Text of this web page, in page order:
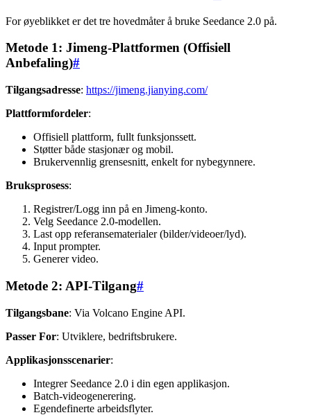
For øyeblikket er det tre hovedmåter å bruke Seedance 2.0 på.
Metode 1: Jimeng-Plattformen (Offisiell
Anbefaling)#
Tilgangsadresse: https://jimeng.jianying.com/
Plattformfordeler:
Offisiell plattform, fullt funksjonssett.
Støtter både stasjonær og mobil.
Brukervennlig grensesnitt, enkelt for nybegynnere.
Bruksprosess:
Registrer/Logg inn på en Jimeng-konto.
Velg Seedance 2.0-modellen.
Last opp referansematerialer (bilder/videoer/lyd).
Input prompter.
Generer video.
Metode 2: API-Tilgang#
Tilgangsbane: Via Volcano Engine API.
Passer For: Utviklere, bedriftsbrukere.
Applikasjonsscenarier:
Integrer Seedance 2.0 i din egen applikasjon.
Batch-videogenerering.
Egendefinerte arbeidsflyter.